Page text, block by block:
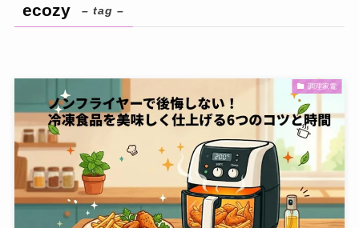
ecozy – tag –
調理家電